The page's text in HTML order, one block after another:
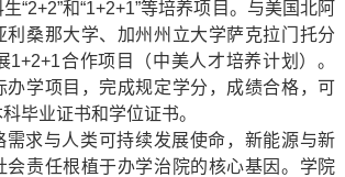
“2+2”和“1+2+1”等培养项目。与美国北阿
利桑那大学、加州州立大学萨克拉门托分
1+2+1合作项目（中美人才培养计划）。
办学项目，完成规定学分，成绩合格，可
毕业证书和学位证书。
需求与人类可持续发展使命，新能源与新
会责任根植于办学治院的核心基因。学院